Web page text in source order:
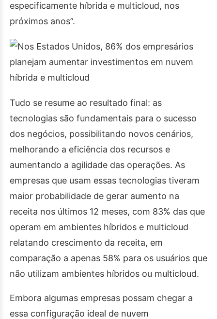
especificamente híbrida e multicloud, nos
próximos anos”.
Tudo se resume ao resultado final: as
tecnologias são fundamentais para o sucesso
dos negócios, possibilitando novos cenários,
melhorando a eficiência dos recursos e
aumentando a agilidade das operações. As
empresas que usam essas tecnologias tiveram
maior probabilidade de gerar aumento na
receita nos últimos 12 meses, com 83% das que
operam em ambientes híbridos e multicloud
relatando crescimento da receita, em
comparação a apenas 58% para os usuários que
não utilizam ambientes híbridos ou multicloud.
Embora algumas empresas possam chegar a
essa configuração ideal de nuvem